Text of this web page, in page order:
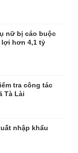
nữ bị cáo buộc
hơn 4,1 tỷ
tra công tác
Tà Lài
nhập khẩu